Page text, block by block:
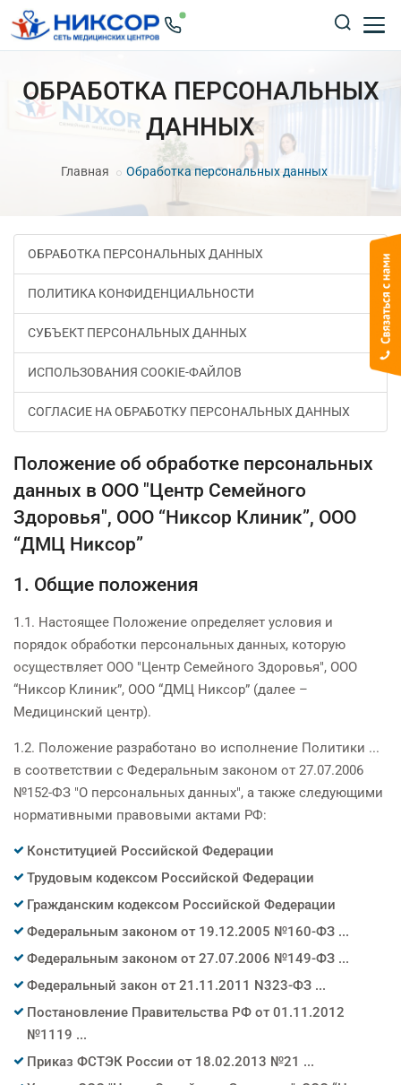
ОБРАБОТКА ПЕРСОНАЛЬНЫХ
ДАННЫХ
Главная Обработка персональных данных
ОБРАБОТКА ПЕРСОНАЛЬНЫХ ДАННЫХ
ПОЛИТИКА КОНФИДЕНЦИАЛЬНОСТИ
СУБЪЕКТ ПЕРСОНАЛЬНЫХ ДАННЫХ
ИСПОЛЬЗОВАНИЯ COOKIE-ФАЙЛОВ
СОГЛАСИЕ НА ОБРАБОТКУ ПЕРСОНАЛЬНЫХ ДАННЫХ
Положение об обработке персональных
данных в ООО "Центр Семейного
Здоровья", ООО “Никсор Клиник”, ООО
“ДМЦ Никсор”
1. Общие положения
1.1. Настоящее Положение определяет условия и
порядок обработки персональных данных, которую
осуществляет ООО "Центр Семейного Здоровья", ООО
“Никсор Клиник”, ООО “ДМЦ Никсор” (далее –
Медицинский центр).
1.2. Положение разработано во исполнение Политики ...
в соответствии с Федеральным законом от 27.07.2006
№152-ФЗ "О персональных данных", а также следующими
нормативными правовыми актами РФ:
Конституцией Российской Федерации
Трудовым кодексом Российской Федерации
Гражданским кодексом Российской Федерации
Федеральным законом от 19.12.2005 №160-ФЗ ...
Федеральным законом от 27.07.2006 №149-ФЗ ...
Федеральный закон от 21.11.2011 N323-ФЗ ...
Постановление Правительства РФ от 01.11.2012
№1119 ...
Приказ ФСТЭК России от 18.02.2013 №21 ...